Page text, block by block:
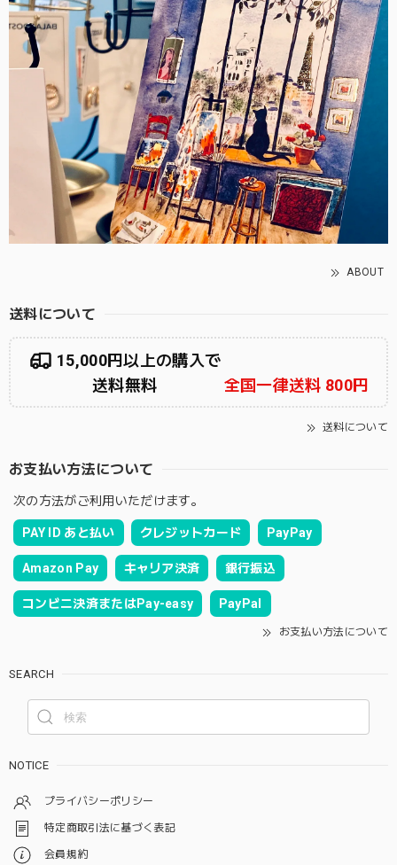
ABOUT
送料について
15,000円以上の購入で
送料無料
全国一律送料 800円
送料について
お支払い方法について
次の方法がご利用いただけます。
PAY ID あと払い クレジットカード PayPay
Amazon Pay キャリア決済 銀行振込
コンビニ決済またはPay-easy PayPal
お支払い方法について
SEARCH
NOTICE
プライバシーポリシー
特定商取引法に基づく表記
会員規約